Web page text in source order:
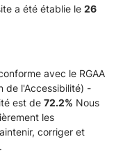
a été établie le 26
avec le RGAA
de l'Accessibilité) -
est de 72.2% Nous
les
corriger et